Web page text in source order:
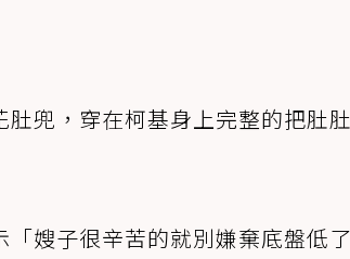
兜，穿在柯基身上完整的把肚
嫂子很辛苦的就別嫌棄底盤低